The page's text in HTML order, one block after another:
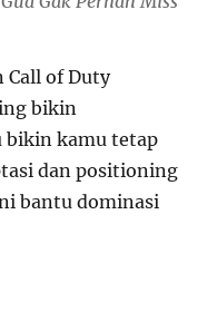
Call of Duty
bikin
kamu tetap
dan positioning
bantu dominasi